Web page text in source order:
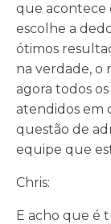
que acontece
escolhe a
ótimos
na verdade, o
agora todos
atendidos em
questão de
equipe que
Chris:
E acho que é